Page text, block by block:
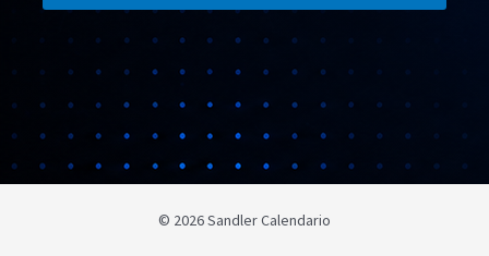
© 2026 Sandler Calendario